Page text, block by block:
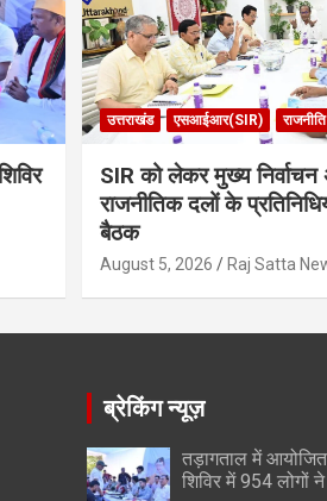
उत्तराखंड एसआईआर(SIR) राजनीति
SIR को लेकर मुख्य निर्वाचन
राजनीतिक दलों के
बैठक
August 5, 2026 Raj Satta
ब्रेकिंग न्यूज़
तड़ागताल में
शिविर में 954 लोगों ने